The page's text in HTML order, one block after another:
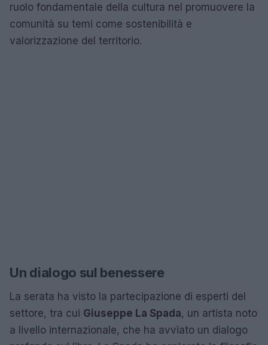
ruolo fondamentale della cultura nel promuovere la
comunità su temi come sostenibilità e
valorizzazione del territorio.
Un dialogo sul benessere
La serata ha visto la partecipazione di esperti del
settore, tra cui Giuseppe La Spada, un artista noto
a livello internazionale, che ha avviato un dialogo